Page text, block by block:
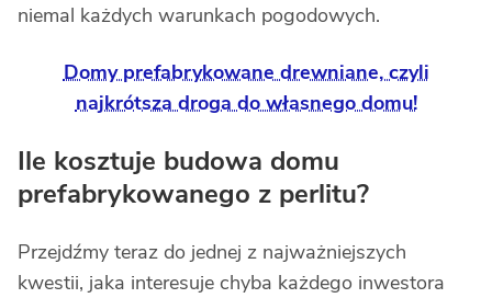
niemal każdych warunkach pogodowych.
Domy prefabrykowane drewniane, czyli
najkrótsza droga do własnego domu!
Ile kosztuje budowa domu
prefabrykowanego z perlitu?
Przejdźmy teraz do jednej z najważniejszych
kwestii, jaka interesuje chyba każdego inwestora